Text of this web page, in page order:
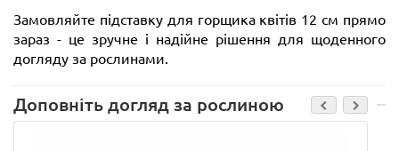
Замовляйте підставку для горщика квітів 12 см прямо
зараз - це зручне і надійне рішення для щоденного
догляду за рослинами.
Доповніть догляд за рослиною